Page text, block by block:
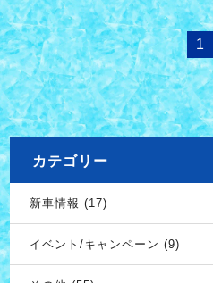
1
カテゴリー
新車情報 (17)
イベント/キャンペーン (9)